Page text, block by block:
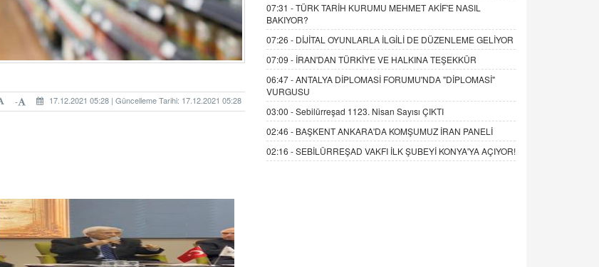
17.12.2021 05:28 | Güncelleme Tarihi: 17.12.2021 05:28
-
07:31 -TÜRK TARİH KURUMU MEHMET AKİF'E NASIL
BAKIYOR?
07:26 - DİJİTAL OYUNLARLA İLGİLİ DE DÜZENLEME GELİYOR
07:09 - İRAN'DAN TÜRKİYE VE HALKINA TEŞEKKÜR
06:47 -ANTALYA DİPLOMASİ FORUMU'NDA "DİPLOMASİ"
VURGUSU
03:00 -Sebilürreşad 1123. Nisan Sayısı ÇIKTI
02:46 - BAŞKENT ANKARA'DA KOMŞUMUZ İRAN PANELİ
02:16 -SEBİLÜRREŞAD VAKFI İLK ŞUBEYİ KONYA'YA AÇIYOR!